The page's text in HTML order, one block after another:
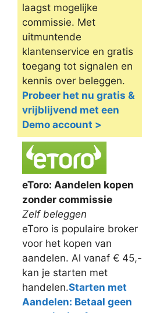
laagst mogelijke
commissie. Met
uitmuntende
klantenservice en gratis
toegang tot signalen en
kennis over beleggen.
Probeer het nu gratis &
vrijblijvend met een
Demo account >
eToro: Aandelen kopen
zonder commissie
Zelf beleggen
eToro is populaire broker
voor het kopen van
aandelen. Al vanaf € 45,-
kan je starten met
handelen.Starten met
Aandelen: Betaal geen